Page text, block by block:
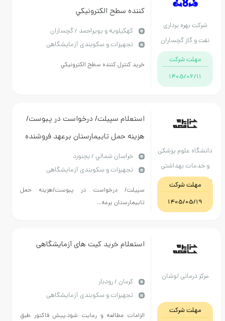
شرکت بهره برداری
نفت و گاز گچساران
مهلت شرکت
1405/06/11
كننده سطح الكترونيكي
كهكيلويه و بويراحمد / گچساران
تجهیزات و سکوبندی آزمایشگاهی
خريد كنترل كننده سطح الكترونيكي
دانشگاه علوم پزشکی
و خدمات بهداشتی
درمانی استان خراسان
مهلت شرکت
1405/05/19
استعلام سپیلت/ درخواست در پبوست/
هزینه حمل تابیمارستان برعهد فروشنده
کالا/ پرداخت بعداز رسید انبار توسط
امورمالی2 ماهه/فایل PDFمطالعه
خراسان شمالي / بجنورد
تجهیزات و سکوبندی آزمایشگاهی
سپیلت/ درخواست در پبوست/هزینه حمل
تابیمارستان برعه...
مرکز درمانی لوشان
مهلت شرکت
استعلام خرید کیت های آزمایشگاهی
كرمان / رودبار
تجهیزات و سکوبندی آزمایشگاهی
الزامات مطالعه و رعایت شود.پیش فاکتور طبق